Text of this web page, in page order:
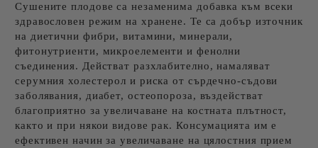
Сушените плодове са незаменима добавка към всеки
здравословен режим на хранене. Те са добър източник
на диетични фибри, витамини, минерали,
фитонутриенти, микроелементи и фенолни
съединения. Действат разхлабително, намаляват
серумния холестерол и риска от сърдечно-съдови
заболявания, диабет, остеопороза, въздействат
благоприятно за увеличаване на костната плътност,
както и при някои видове рак. Консумацията им е
ефективен начин за увеличаване на цялостния прием